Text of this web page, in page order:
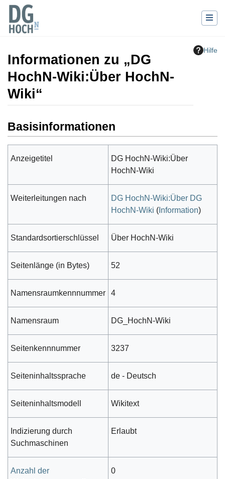
Hilfe
Informationen zu „DG
HochN-Wiki:Über HochN-
Wiki“
Basisinformationen
Anzeigetitel
DG HochN-Wiki:Über
HochN-Wiki
Weiterleitungen nach
DG HochN-Wiki:Über DG
HochN-Wiki ( Information)
Standardsortierschlüssel Über HochN-Wiki
Seitenlänge (in Bytes) 52
Namensraumkennnummer 4
Namensraum DG_HochN-Wiki
Seitenkennnummer 3237
Seiteninhaltssprache de - Deutsch
Seiteninhaltsmodell Wikitext
Indizierung durch
Suchmaschinen
Erlaubt
Anzahl der
0